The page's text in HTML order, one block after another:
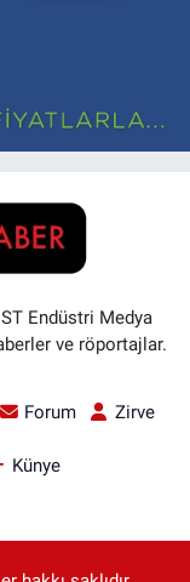
Endüstri Medya
ve röportajlar.
Forum
Zirve
Künye